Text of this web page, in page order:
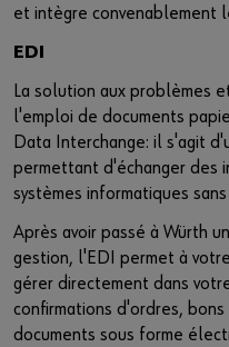
et intègre convenablement
EDI
La solution aux problèmes
l'emploi de documents
Data Interchange: il s'agit
permettant d'échanger des
systèmes informatiques
Après avoir passé à Würth
gestion, l'EDI permet à
gérer directement dans
confirmations d'ordres,
documents sous forme